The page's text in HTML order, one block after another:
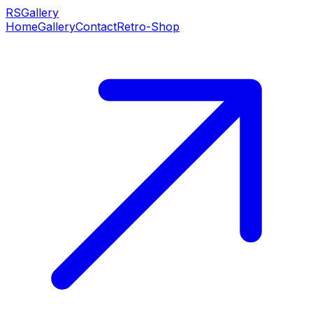
RSGallery
HomeGalleryContactRetro-Shop